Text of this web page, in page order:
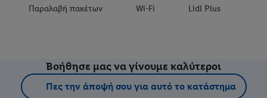
Παραλαβή πακέτων
Wi-Fi Lidl Plus
Βοήθησε μας να γίνουμε καλύτεροι
Πες την άποψή σου για αυτό το κατάστημα